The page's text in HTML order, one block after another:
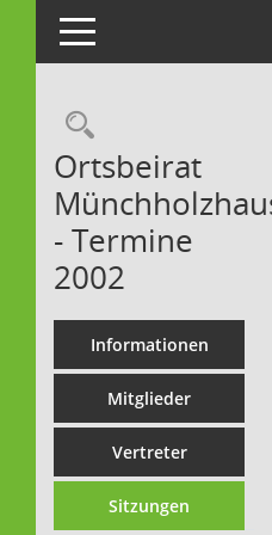
Toggle navigation
Ortsbeirat
- Termine
2002
Informationen
Mitglieder
Vertreter
Sitzungen